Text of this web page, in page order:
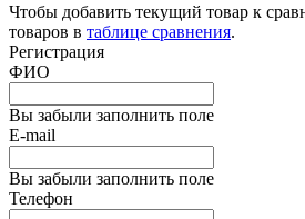
Чтобы добавить текущий товар к
товаров в таблице сравнения.
Регистрация
ФИО
Вы забыли заполнить поле
E-mail
Вы забыли заполнить поле
Телефон